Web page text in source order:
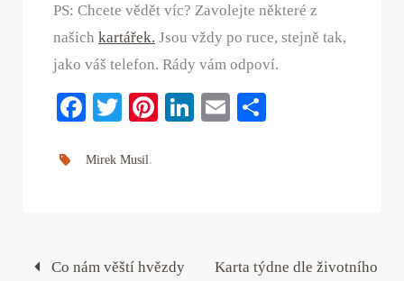
PS: Chcete vědět víc? Zavolejte některé z
našich kartářek. Jsou vždy po ruce, stejně tak,
jako váš telefon. Rády vám odpoví.
Fa
bo
T
tte
Pi
Li
E
Mirek Musil .
Co nám věští hvězdy
Karta týdne dle životního